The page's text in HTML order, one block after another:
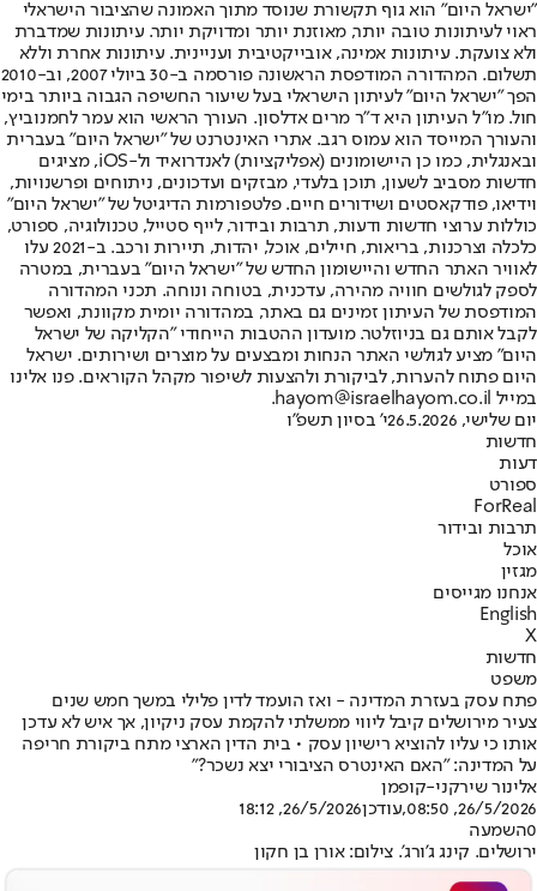
"ישראל היום" הוא גוף תקשורת שנוסד מתוך האמונה שהציבור הישראלי
ראוי לעיתונות טובה יותר, מאוזנת יותר ומדויקת יותר. עיתונות שמדברת
ולא צועקת. עיתונות אמינה, אובייקטיבית ועניינית. עיתונות אחרת וללא
תשלום. המהדורה המודפסת הראשונה פורסמה ב-30 ביולי 2007, וב-2010
הפך "ישראל היום" לעיתון הישראלי בעל שיעור החשיפה הגבוה ביותר בימי
חול. מו"ל העיתון היא ד"ר מרים אדלסון. העורך הראשי הוא עמר לחמנוביץ,
והעורך המייסד הוא עמוס רגב. אתרי האינטרנט של "ישראל היום" בעברית
ובאנגלית, כמו כן היישומונים (אפליקציות) לאנדרואיד ול-iOS, מציגים
חדשות מסביב לשעון, תוכן בלעדי, מבזקים ועדכונים, ניתוחים ופרשנויות,
וידיאו, פודקאסטים ושידורים חיים. פלטפורמות הדיגיטל של "ישראל היום"
כוללות ערוצי חדשות ודעות, תרבות ובידור, לייף סטייל, טכנולוגיה, ספורט,
כלכלה וצרכנות, בריאות, חיילים, אוכל, יהדות, תיירות ורכב. ב-2021 עלו
לאוויר האתר החדש והיישומון החדש של "ישראל היום" בעברית, במטרה
לספק לגולשים חוויה מהירה, עדכנית, בטוחה ונוחה. תכני המהדורה
המודפסת של העיתון זמינים גם באתר, במהדורה יומית מקוונת, ואפשר
לקבל אותם גם בניוזלטר. מועדון ההטבות הייחודי "הקליקה של ישראל
היום" מציע לגולשי האתר הנחות ומבצעים על מוצרים ושירותים. ישראל
היום פתוח להערות, לביקורת ולהצעות לשיפור מקהל הקוראים. פנו אלינו
במייל hayom@israelhayom.co.il.
יום שלישי, 26.5.2026
י' בסיון תשפ"ו
חדשות
דעות
ספורט
ForReal
תרבות ובידור
אוכל
מגזין
אנחנו מגייסים
English
X
חדשות
משפט
פתח עסק בעזרת המדינה - ואז הועמד לדין פלילי במשך חמש שנים
צעיר מירושלים קיבל ליווי ממשלתי להקמת עסק ניקיון, אך איש לא עדכן
אותו כי עליו להוציא רישיון עסק • בית הדין הארצי מתח ביקורת חריפה
על המדינה: "האם האינטרס הציבורי יצא נשכר?"
אלינור שירקני-קופמן
26/5/2026, 08:50
,עודכן26/5/2026, 18:12
0השמעה
ירושלים. קינג ג'ורג'. צילום: אורן בן חקון